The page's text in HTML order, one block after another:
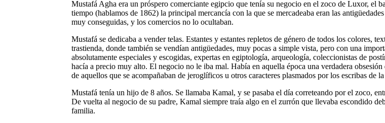
Mustafá Agha era un próspero comerciante egipcio que tenía su negocio en el zoco de Luxor, el
tiempo (hablamos de 1862) la principal mercancía con la que se mercadeaba eran las
muy conseguidas, y los comercios no lo ocultaban.
Mustafá se dedicaba a vender telas. Estantes y estantes repletos de género de todos los colores,
trastienda, donde también se vendían antigüedades, muy pocas a simple vista, pero con una
absolutamente especiales y escogidas, expertas en egiptología, arqueología, coleccionistas de
hacía a precio muy alto. El negocio no le iba mal. Había en aquella época una verdadera
de aquellos que se acompañaban de jeroglíficos u otros caracteres plasmados por los escribas de
Mustafá tenía un hijo de 8 años. Se llamaba Kamal, y se pasaba el día correteando por el zoco,
De vuelta al negocio de su padre, Kamal siempre traía algo en el zurrón que llevaba escondido
familia.